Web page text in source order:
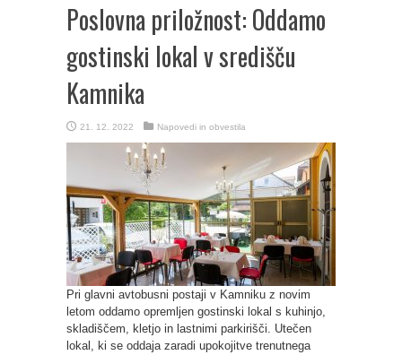
Poslovna priložnost: Oddamo
gostinski lokal v središču
Kamnika
21. 12. 2022 Napovedi in obvestila
Pri glavni avtobusni postaji v Kamniku z novim
letom oddamo opremljen gostinski lokal s kuhinjo,
skladiščem, kletjo in lastnimi parkirišči. Utečen
lokal, ki se oddaja zaradi upokojitve trenutnega